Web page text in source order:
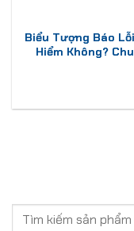
Biểu Tượng Báo
Hiểm Không?